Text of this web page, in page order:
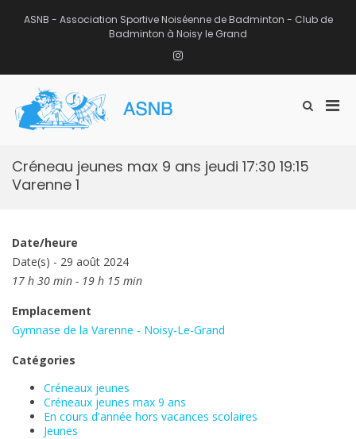
ASNB - Association Sportive Noiséenne de Badminton - Club de
Badminton à Noisy le Grand
Instagram
Afficher
recherche
Créneau jeunes max 9 ans jeudi 17:30 19:15
Varenne 1
Date/heure
Date(s) - 29 août 2024
17 h 30 min - 19 h 15 min
Emplacement
Gymnase de la Varenne - Noisy-Le-Grand
Catégories
Créneaux jeunes
Créneaux jeunes max 9 ans
En cours d'année hors vacances scolaires
Jeunes